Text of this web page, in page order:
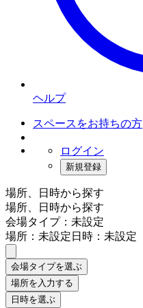
ヘルプ
スペースをお持ちの方
ログイン
新規登録
場所、日時から探す
場所、日時から探す
会場タイプ：未設定
場所：未設定日時：未設定
会場タイプを選ぶ
場所を入力する
日時を選ぶ